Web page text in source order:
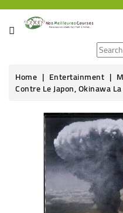
CATEGORY
GROCERY
BEVERAGES
HYGIENE
ORGANIC
Home Entertainment
Contre Le Japon, Okinawa